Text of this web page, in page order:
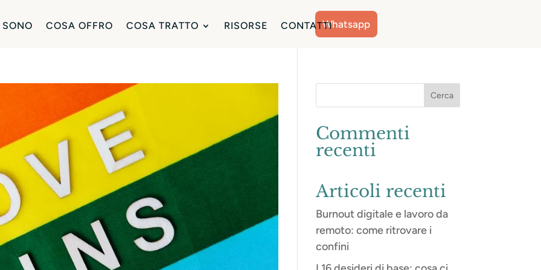
COSA OFFRO COSA TRATTO RISORSE CONTATTIWhatsapp
Commenti
recenti
Articoli recenti
Burnout digitale e lavoro da
remoto: come ritrovare i
confini